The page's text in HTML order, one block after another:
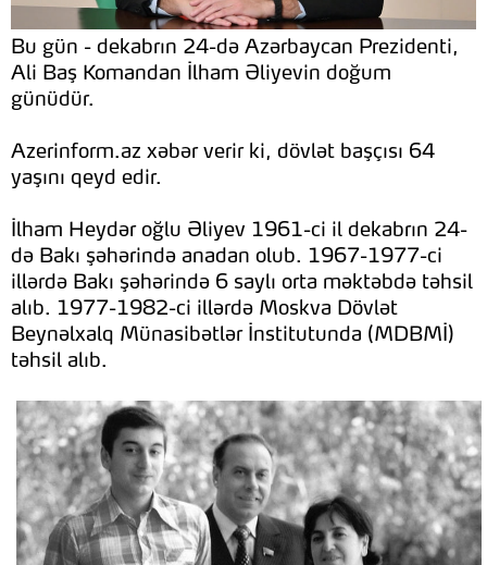
Bu gün - dekabrın 24-də Azərbaycan Prezidenti,
Ali Baş Komandan İlham Əliyevin doğum
günüdür.
Azerinform.az xəbər verir ki, dövlət başçısı 64
yaşını qeyd edir.
İlham Heydər oğlu Əliyev 1961-ci il dekabrın 24-
də Bakı şəhərində anadan olub. 1967-1977-ci
illərdə Bakı şəhərində 6 saylı orta məktəbdə təhsil
alıb. 1977-1982-ci illərdə Moskva Dövlət
Beynəlxalq Münasibətlər İnstitutunda (MDBMİ)
təhsil alıb.